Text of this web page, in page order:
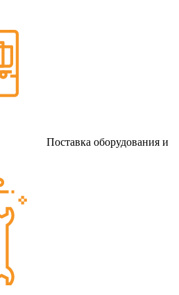
Поставка оборудования и